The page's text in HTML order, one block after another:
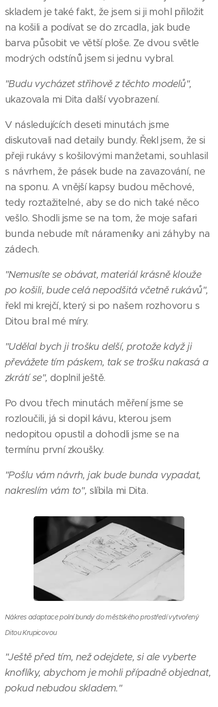
skladem je také fakt, že jsem si ji mohl přiložit
na košili a podívat se do zrcadla, jak bude
barva působit ve větší ploše. Ze dvou světle
modrých odstínů jsem si jednu vybral.
"Budu vycházet střihově z těchto modelů",
ukazovala mi Dita další vyobrazení.
V následujících deseti minutách jsme
diskutovali nad detaily bundy. Řekl jsem, že si
přeji rukávy s košilovými manžetami, souhlasil
s návrhem, že pásek bude na zavazování, ne
na sponu. A vnější kapsy budou měchové,
tedy roztažitelné, aby se do nich také něco
vešlo. Shodli jsme se na tom, že moje safari
bunda nebude mít nárameníky ani záhyby na
zádech.
"Nemusíte se obávat, materiál krásně klouže
po košili, bude celá nepodšitá včetně rukávů",
řekl mi krejčí, který si po našem rozhovoru s
Ditou bral mé míry.
"Udělal bych ji trošku delší, protože když ji
převážete tím páskem, tak se trošku nakasá a
zkrátí se", doplnil ještě.
Po dvou třech minutách měření jsme se
rozloučili, já si dopil kávu, kterou jsem
nedopitou opustil a dohodli jsme se na
termínu první zkoušky.
"Pošlu vám návrh, jak bude bunda vypadat,
nakreslím vám to", slíbila mi Dita.
Nákres adaptace polní bundy do městského prostředí vytvořený
Ditou Krupicovou
"Ještě před tím, než odejdete, si ale vyberte
knoflíky, abychom je mohli případně objednat,
pokud nebudou skladem."